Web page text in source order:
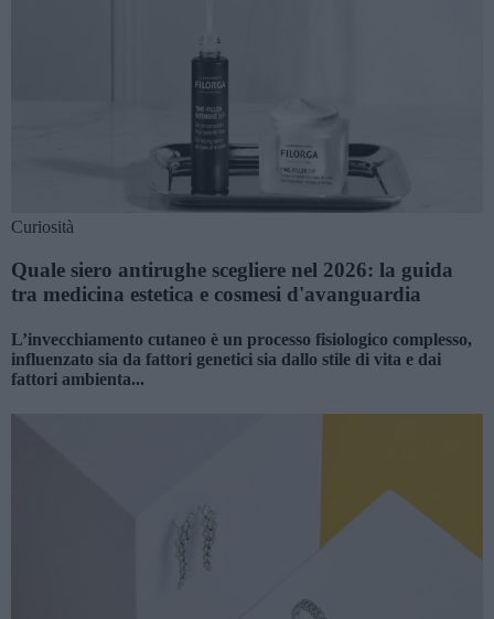
Curiosità
Quale siero antirughe scegliere nel 2026: la guida
tra medicina estetica e cosmesi d'avanguardia
L’invecchiamento cutaneo è un processo fisiologico complesso,
influenzato sia da fattori genetici sia dallo stile di vita e dai
fattori ambienta...